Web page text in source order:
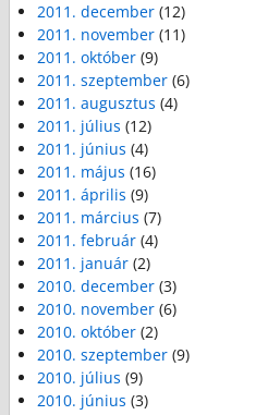
2011. december (12)
2011. november (11)
2011. október (9)
2011. szeptember (6)
2011. augusztus (4)
2011. július (12)
2011. június (4)
2011. május (16)
2011. április (9)
2011. március (7)
2011. február (4)
2011. január (2)
2010. december (3)
2010. november (6)
2010. október (2)
2010. szeptember (9)
2010. július (9)
2010. június (3)